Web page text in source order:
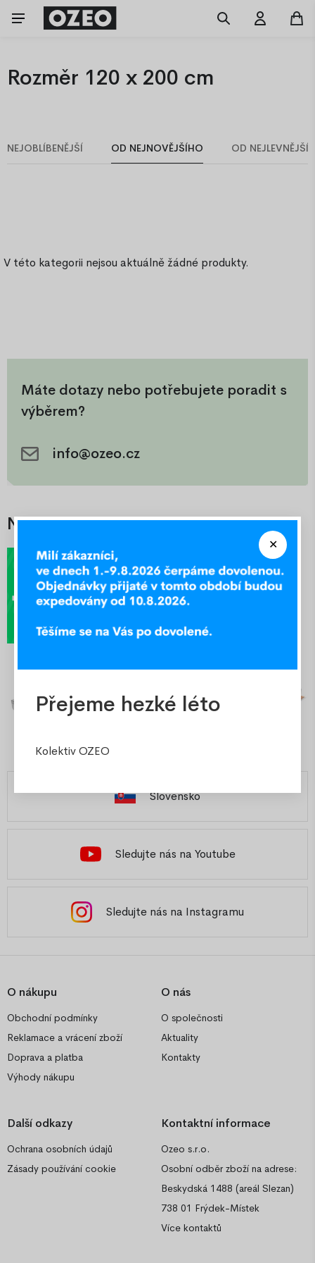
Rozměr 120 x 200 cm
NEJOBLÍBENĚJŠÍ OD NEJNOVĚJŠÍHO OD
V této kategorii nejsou aktuálně žádné produkty.
Přejeme hezké léto
Kolektiv OZEO
Máte dotazy nebo potřebujete poradit s
výběrem?
info@ozeo.cz
Nejlepší nabídky
Slovensko
Sledujte nás na Youtube
Sledujte nás na Instagramu
O nákupu
Obchodní podmínky
Reklamace a vrácení zboží
Doprava a platba
Výhody nákupu
O nás
O společnosti
Aktuality
Kontakty
Další odkazy
Ochrana osobních údajů
Zásady používání cookie
Kontaktní informace
Ozeo s.r.o.
Osobní odběr zboží na adrese:
Beskydská 1488 (areál Slezan)
738 01 Frýdek-Místek
Více kontaktů